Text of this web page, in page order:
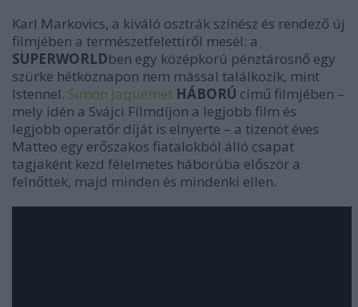
Karl Markovics, a kiváló osztrák színész és rendező új
filmjében a természetfelettiről mesél: a
SUPERWORLDben egy középkorú pénztárosnő egy
szürke hétköznapon nem mással találkozik, mint
Istennel. Simon Jaquemet HÁBORÚ című filmjében –
mely idén a Svájci Filmdíjon a legjobb film és
legjobb operatőr díját is elnyerte – a tizenöt éves
Matteo egy erőszakos fiatalokból álló csapat
tagjaként kezd félelmetes háborúba először a
felnőttek, majd minden és mindenki ellen.